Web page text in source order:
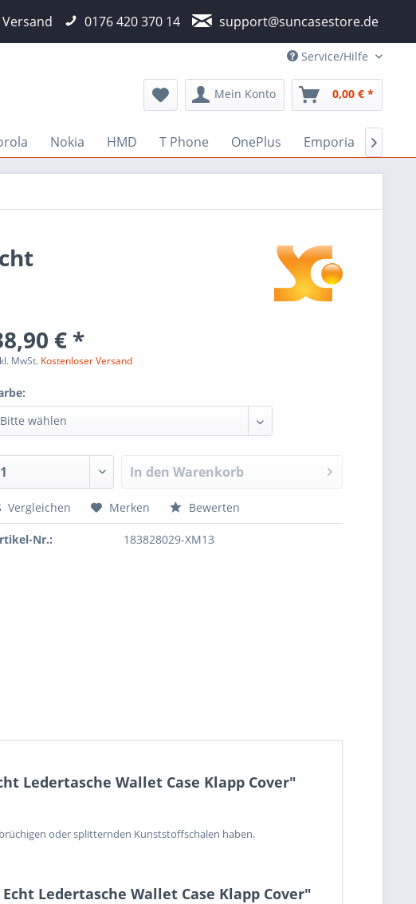
0176 420 370 14 support@suncasestore.de
Service/Hilfe
Mein Konto 0,00 € *
Nokia HMD T Phone OnePlus Emporia 
€ *
MwSt. Kostenloser Versand
In den Warenkorb
Vergleichen Merken Bewerten
Nr.: 183828029-XM13
Ledertasche Wallet Case Klapp Cover"
oder splitternden Kunststoffschalen haben.
Ledertasche Wallet Case Klapp Cover"